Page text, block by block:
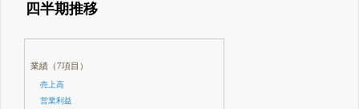
登録すると永久30%OFFと米株版の先行利用も付きます
四半期推移
業績（7項目）
売上高
営業利益